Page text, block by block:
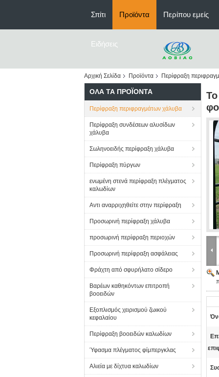
Σπίτι Προϊόντα Περίπου εμείς
Ειδήσεις
Αρχική Σελίδα Προϊόντα Περίφραξη
ΌΛΑ ΤΑ ΠΡΟΪΌΝΤΑ
Περίφραξη περιφραγμάτων χάλυβα
Περίφραξη συνδέσεων αλυσίδων
χάλυβα
Σωληνοειδής περίφραξη χάλυβα
Περίφραξη πύργων
ενωμένη στενά περίφραξη πλέγματος
καλωδίων
Αντι αναρριχηθείτε στην περίφραξη
Προσωρινή περίφραξη χάλυβα
προσωρινή περίφραξη περιοχών
Προσωρινή περίφραξη ασφάλειας
Φράχτη από σφυρήλατο σίδερο
Βαρέων καθηκόντων επιτροπή
βοοειδών
Εξοπλισμός χειρισμού ζωικού
κεφαλαίου
Περίφραξη βοοειδών καλωδίων
Ύφασμα πλέγματος φίμπεργκλας
Αλιεία με δίχτυα καλωδίων